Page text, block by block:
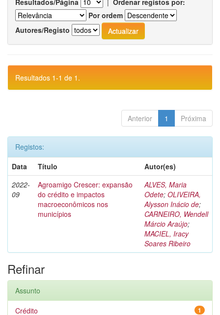
Resultados/Página | Ordenar registos por:
Por ordem
Autores/Registo
Resultados 1-1 de 1.
Anterior 1 Próxima
Registos:
Data
Título
Autor(es)
2022-
09
Agroamigo Crescer: expansão
do crédito e impactos
macroeconômicos nos
municípios
ALVES, Maria
Odete; OLIVEIRA,
Alysson Inácio de;
CARNEIRO, Wendell
Márcio Araújo;
MACIEL, Iracy
Soares Ribeiro
Refinar
Assunto
1
Crédito